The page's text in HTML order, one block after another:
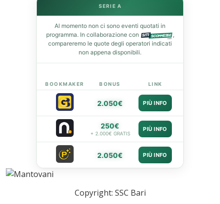
SERIE A
Al momento non ci sono eventi quotati in
programma. In collaborazione con
,
compareremo le quote degli operatori indicati
non appena disponibili.
BOOKMAKER BONUS LINK
2.050€ PIÙ INFO
250€
+ 2.000€ GRATIS
PIÙ INFO
2.050€ PIÙ INFO
Copyright: SSC Bari